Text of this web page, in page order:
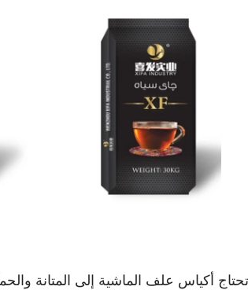
تحتاج أكياس علف الماشية إلى المتانة